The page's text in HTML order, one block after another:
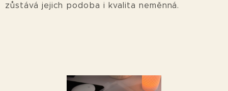
zůstává jejich podoba i kvalita neměnná.